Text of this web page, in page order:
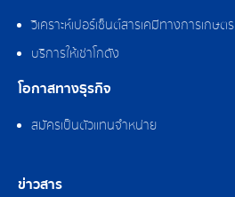
วิเคราะห์เปอร์เซ็นต์สารเคมีทางการเกษตร
บริการให้เช่าโกดัง
โอกาสทางธุรกิจ
สมัครเป็นตัวแทนจำหน่าย
ข่าวสาร